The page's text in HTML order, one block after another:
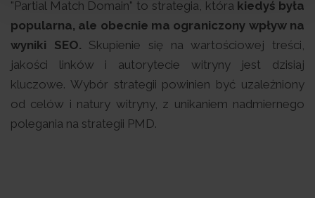
"Partial Match Domain" to strategia, która kiedyś była
popularna, ale obecnie ma ograniczony wpływ na
wyniki SEO. Skupienie się na wartościowej treści,
jakości linków i autorytecie witryny jest dzisiaj
kluczowe. Wybór strategii powinien być uzależniony
od celów i natury witryny, z unikaniem nadmiernego
polegania na strategii PMD.